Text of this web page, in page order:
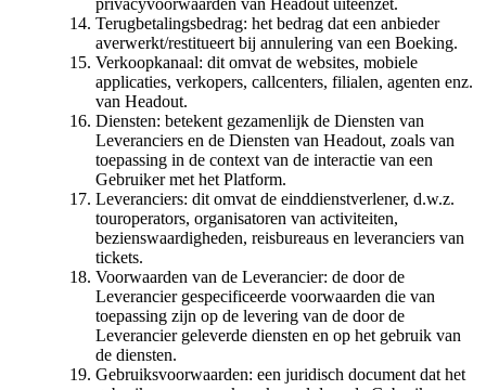
Terugbetalingsbedrag: het bedrag dat een anbieder
averwerkt/restitueert bij annulering van een Boeking.
Verkoopkanaal: dit omvat de websites, mobiele
applicaties, verkopers, callcenters, filialen, agenten enz.
van Headout.
Diensten: betekent gezamenlijk de Diensten van
Leveranciers en de Diensten van Headout, zoals van
toepassing in de context van de interactie van een
Gebruiker met het Platform.
Leveranciers: dit omvat de einddienstverlener, d.w.z.
touroperators, organisatoren van activiteiten,
bezienswaardigheden, reisbureaus en leveranciers van
tickets.
Voorwaarden van de Leverancier: de door de
Leverancier gespecificeerde voorwaarden die van
toepassing zijn op de levering van de door de
Leverancier geleverde diensten en op het gebruik van
de diensten.
Gebruiksvoorwaarden: een juridisch document dat het